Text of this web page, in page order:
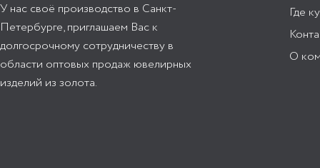
У нас своё производство в Санкт-
Петербурге, приглашаем Вас к
долгосрочному сотрудничеству в
области оптовых продаж ювелирных
изделий из золота.
Где
О